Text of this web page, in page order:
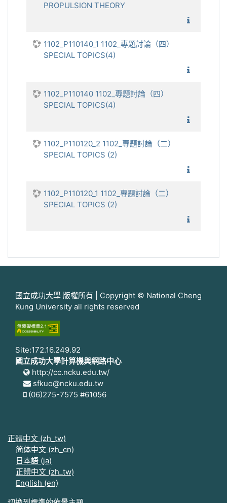
PROPULSION THEORY
1102_P110140_1 1102_專題討論（四）
SPECIAL TOPICS(4)
1102_P110140 1102_專題討論（四）
SPECIAL TOPICS(4)
1102_P110120_2 1102_專題討論（二）
SPECIAL TOPICS (2)
1102_P110120_1 1102_專題討論（二）
SPECIAL TOPICS (2)
國立成功大學 版權所有 | Copyright © National Cheng
Kung University all rights reserved
Site:172.16.249.92
國立成功大學計算機與網路中心
http://cc.ncku.edu.tw/
sfkuo@ncku.edu.tw
(06)275-7575 #61056
正體中文 ‎(zh_tw)‎
简体中文 ‎(zh_cn)‎
日本語 ‎(ja)‎
正體中文 ‎(zh_tw)‎
English ‎(en)‎